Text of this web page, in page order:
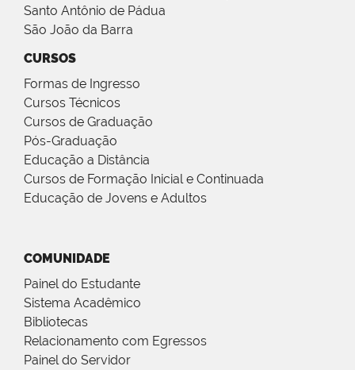
Santo Antônio de Pádua
São João da Barra
CURSOS
Formas de Ingresso
Cursos Técnicos
Cursos de Graduação
Pós-Graduação
Educação a Distância
Cursos de Formação Inicial e Continuada
Educação de Jovens e Adultos
COMUNIDADE
Painel do Estudante
Sistema Acadêmico
Bibliotecas
Relacionamento com Egressos
Painel do Servidor